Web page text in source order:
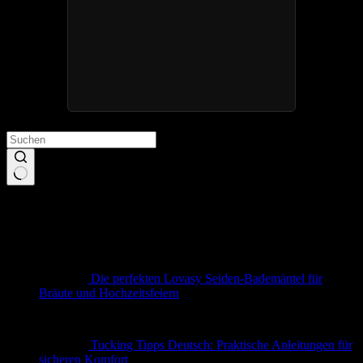
Die perfekten Lovasy Seiden-Bademäntel für
Bräute und Hochzeitsfeiern
Tucking Tipps Deutsch: Praktische Anleitungen für
sicheren Komfort